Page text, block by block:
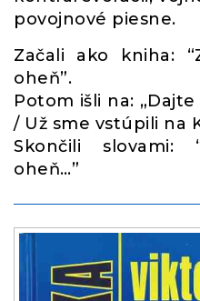
povojnové piesne.
Začali ako kniha:
oheň”.
Potom išli na:
/ Už sme vstúpili na
Skončili slovami:
oheň…”